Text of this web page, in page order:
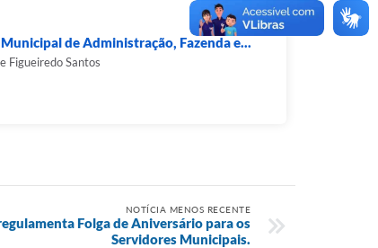
de Administração, Fazenda e...
Figueiredo Santos
NOTÍCIA MENOS RECENTE
Folga de Aniversário para os
Servidores Municipais.